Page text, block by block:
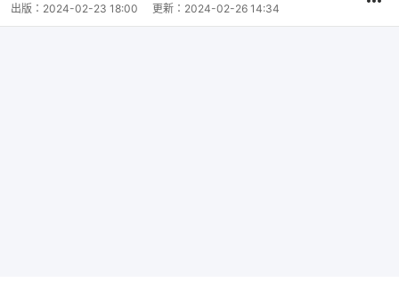
出版： 2024-02-23 18:00 更新： 2024-02-26 14:34